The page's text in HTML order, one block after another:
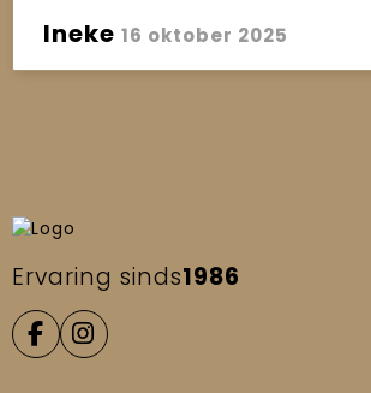
Ineke 16 oktober 2025
Ervaring sinds1986